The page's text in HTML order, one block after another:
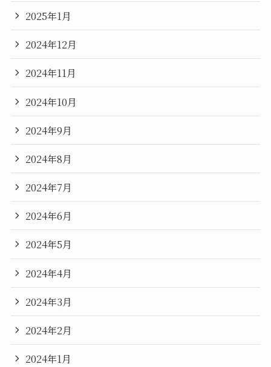
2025年1月
2024年12月
2024年11月
2024年10月
2024年9月
2024年8月
2024年7月
2024年6月
2024年5月
2024年4月
2024年3月
2024年2月
2024年1月